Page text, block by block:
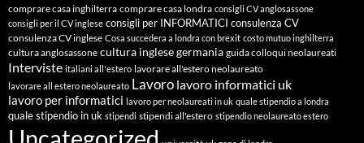
comprare casa inghilterra comprare casa londra consigli CV anglosassone
consigli per il CV inglese consigli per INFORMATICI consulenza CV
consulenza CV inglese Cosa succedera a londra con brexit costo mutuo inghilterra
cultura anglosassone cultura inglesegermania guida colloqui neolaureati
Interviste italiani all'estero lavorare all'estero neolaureato
lavorare all estero neolaureato Lavoro lavoro informatici uk
lavoro per informatici lavoro per neolaureati in uk quale stipendio a londra
quale stipendio in uk stipendi stipendi all'estero stipendio neolaureato estero